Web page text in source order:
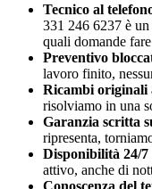
Tecnico al
331 246 6237 è
quali domande fare
Preventivo
lavoro finito,
Ricambi originali
risolviamo in una
Garanzia scritta
ripresenta,
Disponibilità 24/7
attivo, anche di
Conoscenza del